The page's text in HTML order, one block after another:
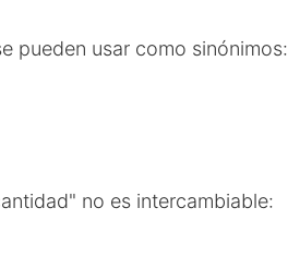
pueden usar como sinónimos:
no es intercambiable: